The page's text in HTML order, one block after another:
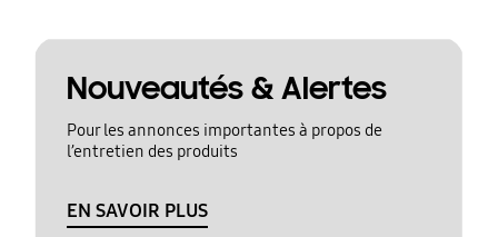
Nouveautés & Alertes
Pour les annonces importantes à propos de
l’entretien des produits
EN SAVOIR PLUS